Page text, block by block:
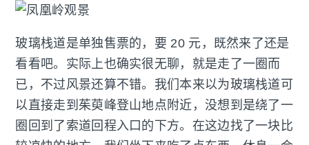
玻璃栈道是单独售票的，要 20 元，既然来了还是
看看吧。实际上也确实很无聊，就是走了一圈而
已，不过风景还算不错。我们本来以为玻璃栈道可
以直接走到茱萸峰登山地点附近，没想到是绕了一
圈回到了索道回程入口的下方。在这边找了一块比